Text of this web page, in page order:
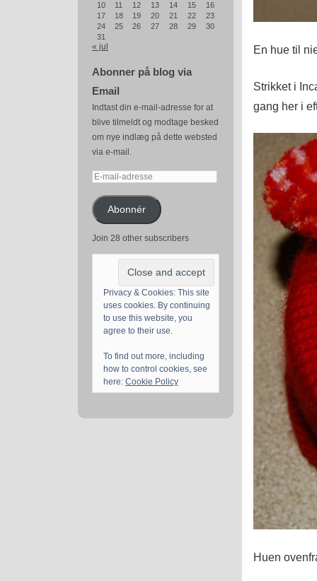
10
11 12 13 14 15
16
17
18 19 20 21 22
23
24
25 26 27 28 29
30
31
« jul
Abonner på blog via
Email
Indtast din e-mail-adresse for at
blive tilmeldt og modtage besked
om nye indlæg på dette websted
via e-mail.
E-
adresseAbonnér
Join 28 other subscribers
Privacy & Cookies: This site
uses cookies. By continuing
to use this website, you
agree to their use.
To find out more, including
how to control cookies, see
here: Cookie Policy
En hue til
Strikket i
gang her i
Huen